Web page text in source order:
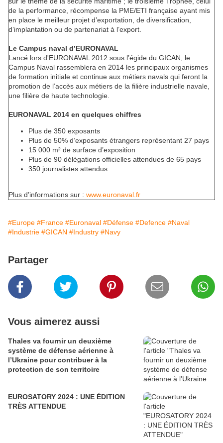
de la performance, récompense la PME/ETI française ayant mis
en place le meilleur projet d’exportation, de diversification,
d’implantation ou de partenariat à l’export.
Le Campus naval d’EURONAVAL
Lancé lors d'EURONAVAL 2012 sous l’égide du GICAN, le
Campus Naval rassemblera en 2014 les principaux organismes
de formation initiale et continue aux métiers navals qui feront la
promotion de l’accès aux métiers de la filière industrielle navale,
une filière de haute technologie.
EURONAVAL 2014 en quelques chiffres
Plus de 350 exposants
Plus de 50% d’exposants étrangers représentant 27 pays
15 000 m² de surface d’exposition
Plus de 90 délégations officielles attendues de 65 pays
350 journalistes attendus
Plus d’informations sur : www.euronaval.fr
#Europe #France #Euronaval #Défense #Defence #Naval
#Industrie #GICAN #Industry #Navy
Partager
Vous aimerez aussi
Thales va fournir un deuxième
système de défense aérienne à
l’Ukraine pour contribuer à la
protection de son territoire
EUROSATORY 2024 : UNE ÉDITION
TRÈS ATTENDUE